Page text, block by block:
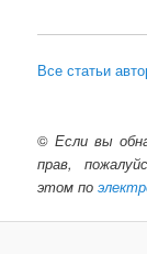
Все статьи
© Если вы
прав,
этом по